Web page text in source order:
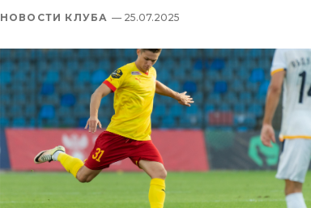
НОВОСТИ КЛУБА — 25.07.2025